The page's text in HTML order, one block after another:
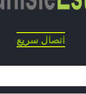
اتصال سريع